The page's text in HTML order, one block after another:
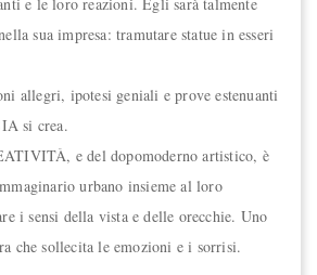
sua impresa: tramutare statue in esseri
allegri, ipotesi geniali e prove estenuanti
si crea.
e del dopomoderno artistico, è
urbano insieme al loro
i sensi della vista e delle orecchie. Uno
che sollecita le emozioni e i sorrisi.